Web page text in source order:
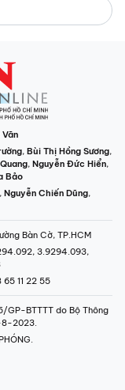
, Bùi Thị Hồng Sương,
, Nguyễn Đức Hiển,
Bảo
Nguyễn Chiến Dũng,
Bàn Cờ, TP.HCM
3.9294.093,
65 11 22 55
GP-BTTTT do Bộ Thông
2023.